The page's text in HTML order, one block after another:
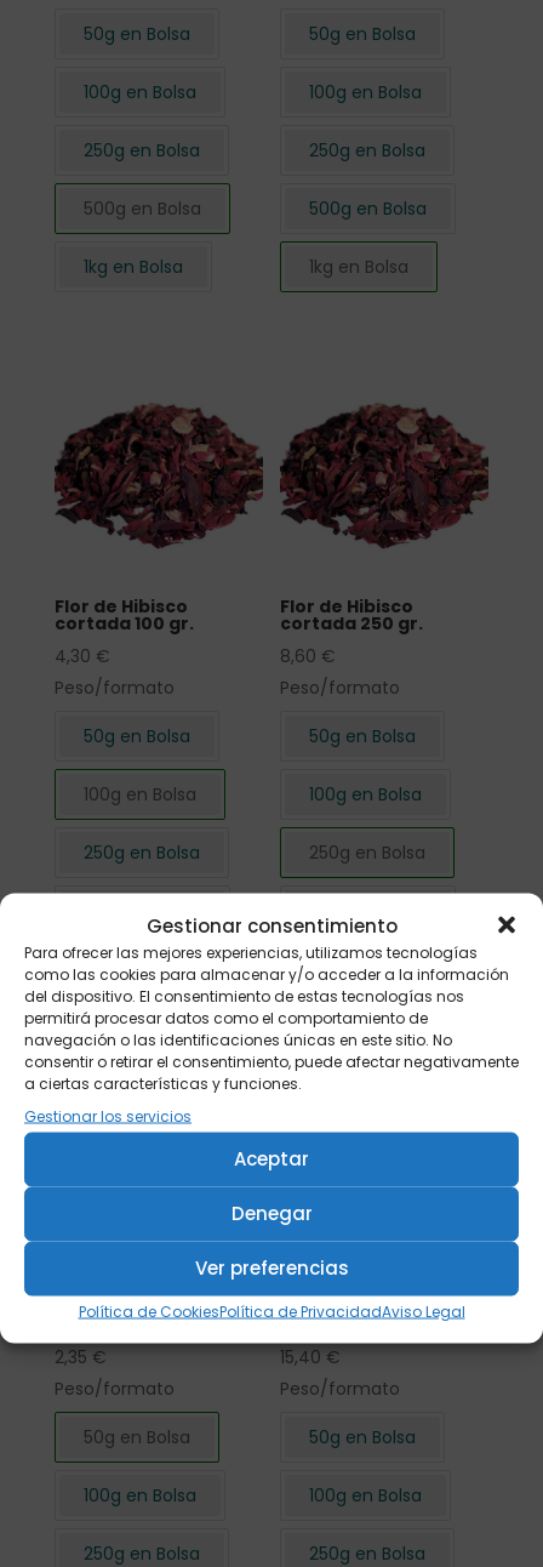
Gestionar consentimiento
Para ofrecer las mejores experiencias, utilizamos tecnologías
como las cookies para almacenar y/o acceder a la información
del dispositivo. El consentimiento de estas tecnologías nos
permitirá procesar datos como el comportamiento de
navegación o las identificaciones únicas en este sitio. No
consentir o retirar el consentimiento, puede afectar negativamente
a ciertas características y funciones.
Gestionar los servicios
Aceptar
Denegar
Ver preferencias
Política de CookiesPolítica de PrivacidadAviso Legal
50g en Bolsa
100g en Bolsa
250g en Bolsa
500g en Bolsa
1kg en Bolsa
50g en Bolsa
100g en Bolsa
250g en Bolsa
500g en Bolsa
1kg en Bolsa
Flor de Hibisco
cortada 100 gr.
4,30 €
Peso/formato
50g en Bolsa
100g en Bolsa
250g en Bolsa
1kg en Bolsa
Flor de Hibisco
cortada 250 gr.
8,60 €
Peso/formato
50g en Bolsa
100g en Bolsa
250g en Bolsa
1kg en Bolsa
Flor de Hibisco
cortada 50 gr.
2,35 €
Peso/formato
50g en Bolsa
100g en Bolsa
250g en Bolsa
Flor de Hibisco
cortada 500 gr.
15,40 €
Peso/formato
50g en Bolsa
100g en Bolsa
250g en Bolsa